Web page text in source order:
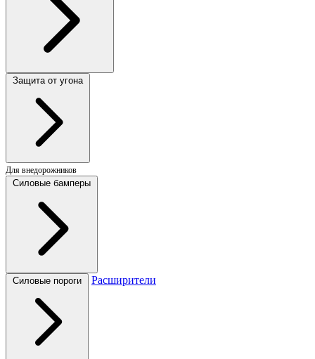
Защита от угона
Для внедорожников
Силовые бамперы
Силовые пороги Расширители